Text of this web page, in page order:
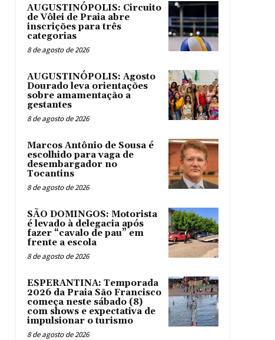
AUGUSTINÓPOLIS: Circuito
de Vôlei de Praia abre
inscrições para três
categorias
8 de agosto de 2026
AUGUSTINÓPOLIS: Agosto
Dourado leva orientações
sobre amamentação a
gestantes
8 de agosto de 2026
Marcos Antônio de Sousa é
escolhido para vaga de
desembargador no
Tocantins
8 de agosto de 2026
SÃO DOMINGOS: Motorista
é levado à delegacia após
fazer “cavalo de pau” em
frente a escola
8 de agosto de 2026
ESPERANTINA: Temporada
2026 da Praia São Francisco
começa neste sábado (8)
com shows e expectativa de
impulsionar o turismo
8 de agosto de 2026